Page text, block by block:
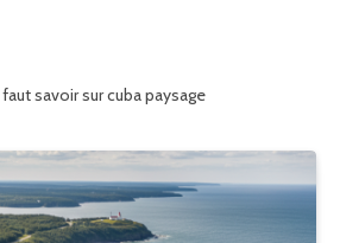
savoir sur cuba paysage